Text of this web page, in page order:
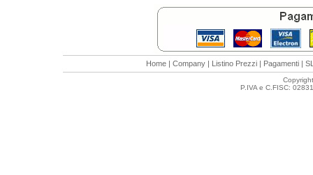
Home | Company | Listino Prezzi | Pagamenti |
P.IVA e C.FISC: